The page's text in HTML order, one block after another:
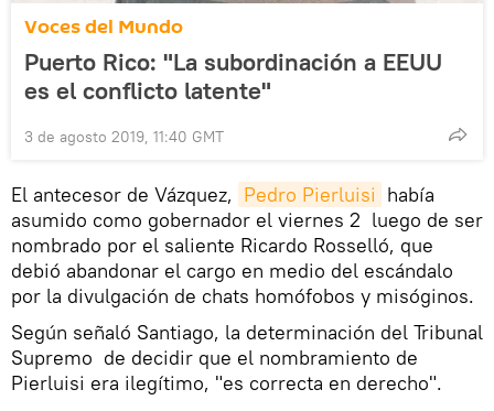
Voces del Mundo
Puerto Rico: "La subordinación a EEUU
es el conflicto latente"
3 de agosto 2019, 11:40 GMT
El antecesor de Vázquez, Pedro Pierluisi había
asumido como gobernador el viernes 2 luego de ser
nombrado por el saliente Ricardo Rosselló, que
debió abandonar el cargo en medio del escándalo
por la divulgación de chats homófobos y misóginos.
Según señaló Santiago, la determinación del Tribunal
Supremo de decidir que el nombramiento de
Pierluisi era ilegítimo, "es correcta en derecho".